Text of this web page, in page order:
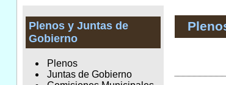
Plenos y Juntas de
Gobierno
Plenos
Juntas de Gobierno